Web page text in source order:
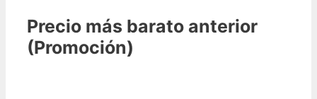
Precio más barato anterior
(Promoción)